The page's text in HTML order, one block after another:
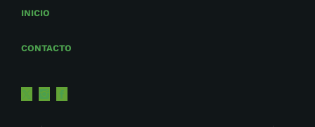
INICIO
CONTACTO